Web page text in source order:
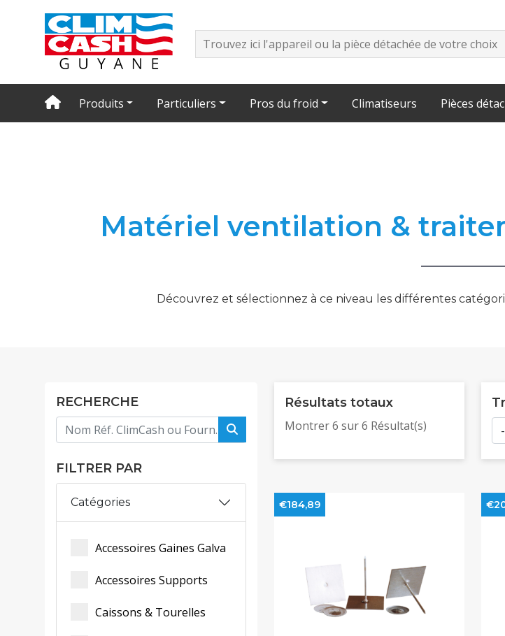
Produits Particuliers Pros du froid Climatiseurs Pièces
Matériel ventilation &
Découvrez et sélectionnez à ce niveau les différentes
RECHERCHE
FILTRER PAR
Catégories
Accessoires Gaines Galva
Accessoires Supports
Caissons & Tourelles
Résultats totaux
Montrer6 sur6 Résultat(s)
€184,89